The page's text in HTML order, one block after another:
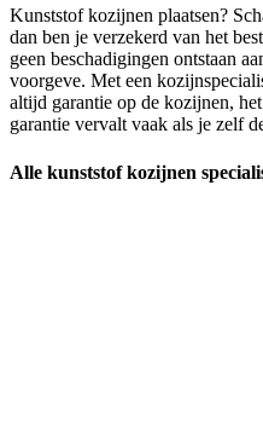
Kunststof kozijnen plaatsen?
dan ben je verzekerd van het
geen beschadigingen ontstaan
voorgeve. Met een
altijd garantie op de kozijnen,
garantie vervalt vaak als je zelf
Alle kunststof kozijnen